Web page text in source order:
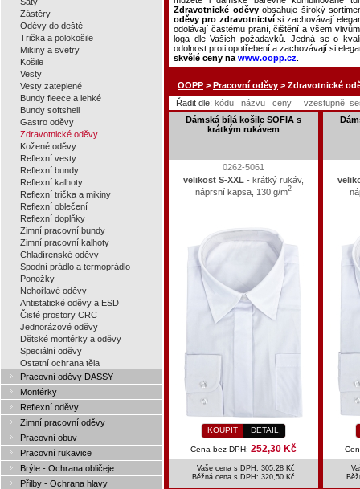
Zástěry
Oděvy do deště
Trička a polokošile
Mikiny a svetry
Košile
Vesty
Vesty zateplené
Bundy fleece a lehké
Bundy softshell
Gastro oděvy
Zdravotnické oděvy
Kožené oděvy
Reflexní vesty
Reflexní bundy
Reflexní kalhoty
Reflexní trička a mikiny
Reflexní oblečení
Reflexní doplňky
Zimní pracovní bundy
Zimní pracovní kalhoty
Chladírenské oděvy
Spodní prádlo a termoprádlo
Ponožky
Nehořlavé oděvy
Antistatické oděvy a ESD
Čisté prostory CRC
Jednorázové oděvy
Dětské montérky a oděvy
Speciální oděvy
Ostatní ochrana těla
Pracovní oděvy DASSY
Montérky
Reflexní oděvy
Zimní pracovní oděvy
Pracovní obuv
Pracovní rukavice
Brýle - Ochrana obličeje
Přilby - Ochrana hlavy
Zdravotnické oděvyobsahuje široký
oděvy pro zdravotnictvísi zachovávají
odolávají častému praní, čištění a všem
loga dle Vašich požadavků. Jedná se o
odolnost proti opotřebení a zachovávají si
skvělé ceny na www.oopp.cz
OOPP > Pracovní oděvy > Zdravotnické
Řadit dle: kódu názvu ceny vzestupně
Dámská bílá košile SOFIA s
krátkým rukávem
0262-5061
velikost S-XXL - krátký rukáv,
náprsní kapsa, 130 g/m2
KOUPIT DETAIL
Cena bez DPH: 252,30 Kč
Vaše cena s DPH: 305,28 Kč
Běžná cena s DPH: 320,50 Kč